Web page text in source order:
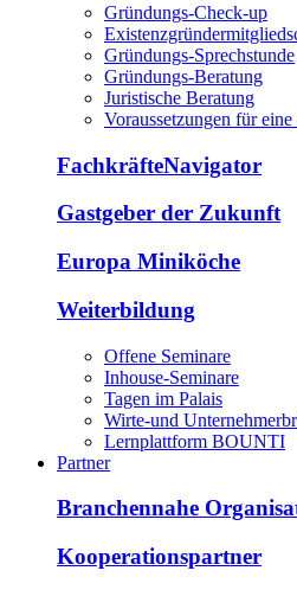
Gründungs-Check-up
Gründungs-Sprechstunde
Gründungs-Beratung
Juristische Beratung
Voraussetzungen für
FachkräfteNavigator
Gastgeber der Zukunft
Europa Miniköche
Weiterbildung
Offene Seminare
Inhouse-Seminare
Tagen im Palais
Wirte-und
Lernplattform BOUNTI
Partner
Branchennahe
Kooperationspartner